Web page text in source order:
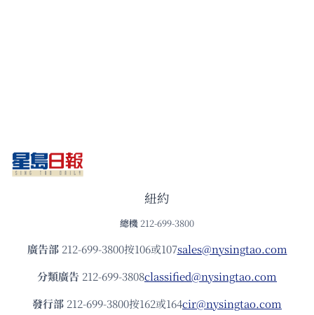
紐約
總機 212-699-3800
廣告部212-699-3800按106或107sales@nysingtao.com
分類廣告 212-699-3808classified@nysingtao.com
發⾏部 212-699-3800按162或164cir@nysingtao.com